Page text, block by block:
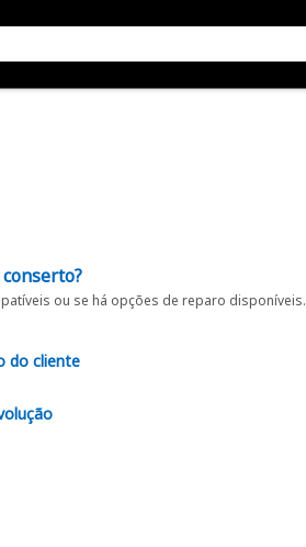
ou se há opções de reparo disponíveis.
do cliente